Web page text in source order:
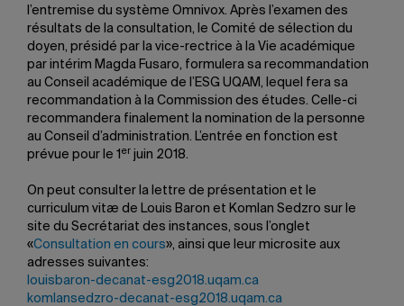
l’entremise du système Omnivox. Après l’examen des
résultats de la consultation, le Comité de sélection du
doyen, présidé par la vice-rectrice à la Vie académique
par intérim Magda Fusaro, formulera sa recommandation
au Conseil académique de l’ESG UQAM, lequel fera sa
recommandation à la Commission des études. Celle-ci
recommandera finalement la nomination de la personne
au Conseil d’administration. L’entrée en fonction est
prévue pour le 1 er juin 2018.
On peut consulter la lettre de présentation et le
curriculum vitæ de Louis Baron et Komlan Sedzro sur le
site du Secrétariat des instances, sous l’onglet
«Consultation en cours», ainsi que leur microsite aux
adresses suivantes:
louisbaron-decanat-esg2018.uqam.ca
komlansedzro-decanat-esg2018.uqam.ca